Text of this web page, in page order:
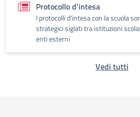
Protocollo d'intesa
I protocolli d'intesa con la scuola
strategici siglati tra istituzioni
enti esterni
Vedi tutti